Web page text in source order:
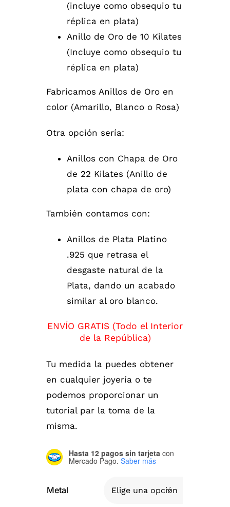
(incluye como obsequio tu
réplica en plata)
Anillo de Oro de 10 Kilates
(Incluye como obsequio tu
réplica en plata)
Fabricamos Anillos de Oro en
color (Amarillo, Blanco o Rosa)
Otra opción sería:
Anillos con Chapa de Oro
de 22 Kilates (Anillo de
plata con chapa de oro)
También contamos con:
Anillos de Plata Platino
.925 que retrasa el
desgaste natural de la
Plata, dando un acabado
similar al oro blanco.
ENVÍO GRATIS (Todo el Interior
de la República)
Tu medida la puedes obtener
en cualquier joyería o te
podemos proporcionar un
tutorial par la toma de la
misma.
Hasta 12 pagos sin tarjeta con
Mercado Pago. Saber más
Metal 